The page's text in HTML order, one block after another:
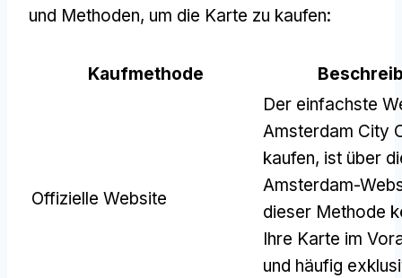
und Methoden, um die Karte zu kaufen:
Kaufmethode
Offizielle Website
Der einfachste
Amsterdam City
kaufen, ist über
Amsterdam-
dieser Methode
Ihre Karte im
und häufig